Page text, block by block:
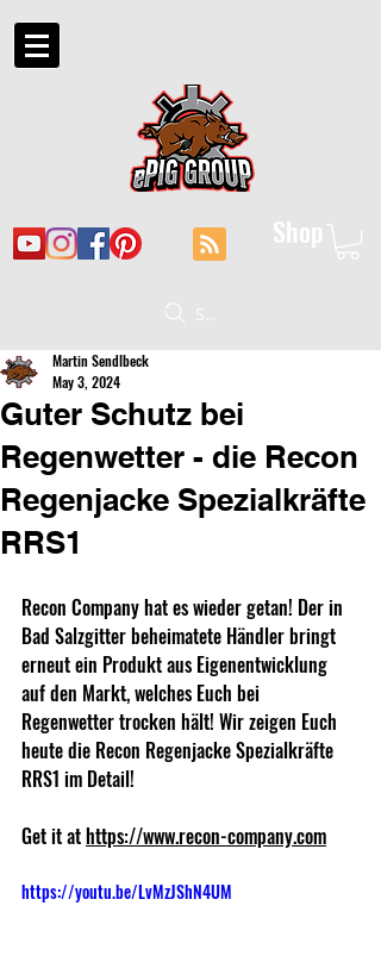
Shop
Suche
Guter Schutz bei
Regenwetter - die Recon
Regenjacke Spezialkräfte
RRS1
Martin Sendlbeck
May 3, 2024
Recon Company hat es wieder getan! Der in
Bad Salzgitter beheimatete Händler bringt
erneut ein Produkt aus Eigenentwicklung
auf den Markt, welches Euch bei
Regenwetter trocken hält! Wir zeigen Euch
heute die Recon Regenjacke Spezialkräfte
RRS1 im Detail!
Get it at https://www.recon-company.com
https://youtu.be/LvMzJShN4UM